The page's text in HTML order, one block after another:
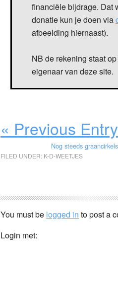
financiële bijdrage. Dat
donatie kun je doen via
afbeelding hiernaast).
NB de rekening staat
eigenaar van deze site.
« Previous Entry
Nog steeds graancirkels
FILED UNDER: K-D-WEETJES
Interactions
You must be logged in to post a
Login met: